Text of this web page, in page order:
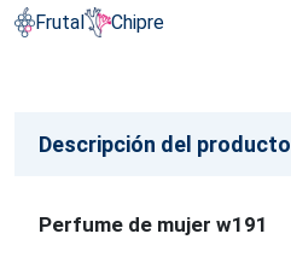
Frutal Chipre
Descripción del producto
Perfume de mujer w191